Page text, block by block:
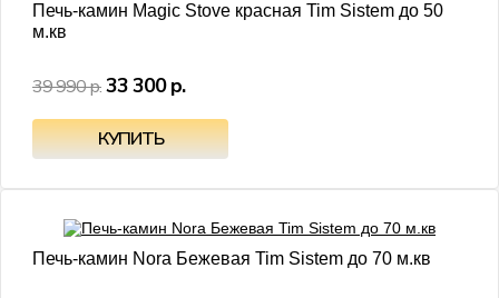
Печь-камин Magic Stove красная Tim Sistem до 50
м.кв
39 990 р.33 300 р.
Печь-камин Nora Бежевая Tim Sistem до 70 м.кв